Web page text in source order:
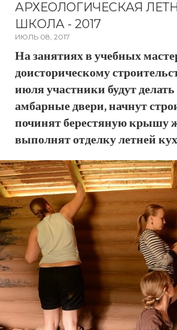
АРХЕОЛОГИЧЕСКАЯ
ШКОЛА - 2017
ИЮЛЬ 08, 2017
На занятиях в учебных
доисторическому
июля участники будут
амбарные двери, начнут
починят берестяную крышу
выполнят отделку летней